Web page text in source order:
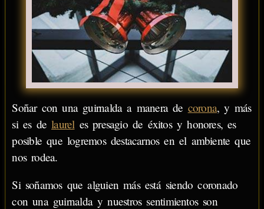
Soñar con una guirnalda a manera de corona, y más
si es delaurel es presagio de éxitos y honores, es
posible que logremos destacarnos en el ambiente que
nos rodea.
Si soñamos que alguien más está siendo coronado
con una guirnalda y nuestros sentimientos son